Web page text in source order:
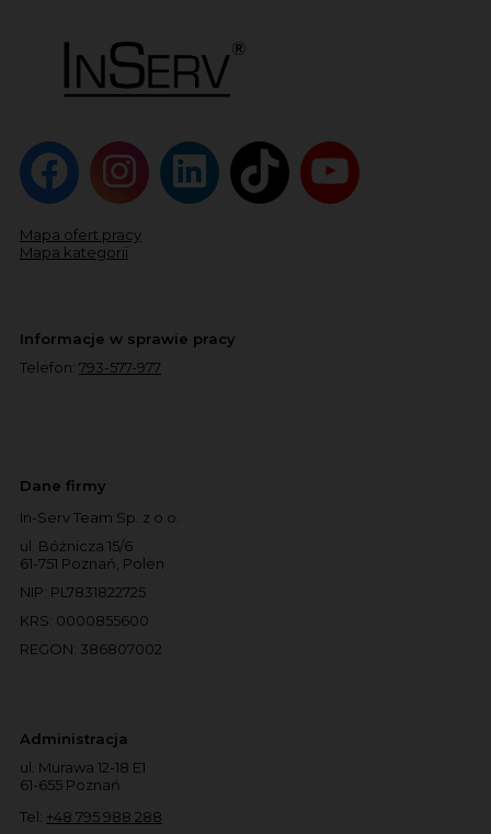
Mapa ofert pracy
Mapa kategorii
Informacje w sprawie pracy
Telefon: 793-577-977
Dane firmy
In-Serv Team Sp. z o.o.
ul. Bóżnicza 15/6
61-751 Poznań, Polen
NIP: PL7831822725
KRS: 0000855600
REGON: 386807002
Administracja
ul. Murawa 12-18 E1
61-655 Poznań
Tel: +48 795 988 288